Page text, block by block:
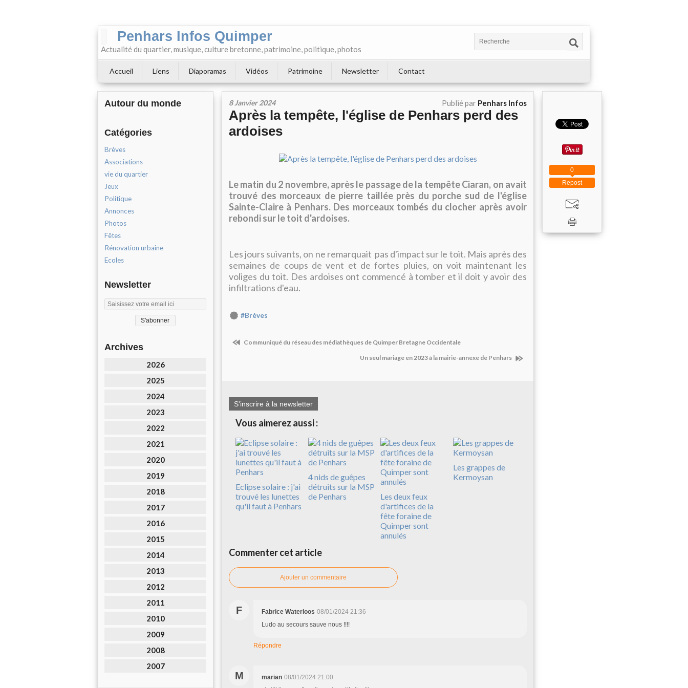
Penhars Infos Quimper
Actualité du quartier, musique, culture bretonne, patrimoine, politique, photos
Accueil Liens Diaporamas Vidéos Patrimoine Newsletter Contact
Autour du monde
Catégories
Brèves
Associations
vie du quartier
Jeux
Politique
Annonces
Photos
Fêtes
Rénovation urbaine
Ecoles
Newsletter
Archives
2026
2025
2024
2023
2022
2021
2020
2019
2018
2017
2016
2015
2014
2013
2012
2011
2010
2009
2008
2007
8 Janvier 2024 Publié par Penhars Infos
Après la tempête, l'église de Penhars perd des
ardoises
Le matin du 2 novembre, après le passage de la tempête Ciaran, on avait
trouvé des morceaux de pierre taillée près du porche sud de l'église
Sainte-Claire à Penhars. Des morceaux tombés du clocher après avoir
rebondi sur le toit d'ardoises.
Les jours suivants, on ne remarquait pas d'impact sur le toit. Mais après des
semaines de coups de vent et de fortes pluies, on voit maintenant les
voliges du toit. Des ardoises ont commencé à tomber et il doit y avoir des
infiltrations d'eau.
#Brèves
Communiqué du réseau des médiathèques de Quimper Bretagne Occidentale
Un seul mariage en 2023 à la mairie-annexe de Penhars
S'inscrire à la newsletter
Vous aimerez aussi :
Eclipse solaire : j'ai
trouvé les lunettes
qu'il faut à Penhars
4 nids de guêpes
détruits sur la MSP
de Penhars
Les deux feux
d'artifices de la
fête foraine de
Quimper sont
annulés
Les grappes de
Kermoysan
Commenter cet article
Ajouter un commentaire
F Fabrice Waterloos 08/01/2024 21:36
Ludo au secours sauve nous !!!!
Répondre
M marian 08/01/2024 21:00
Repost
0